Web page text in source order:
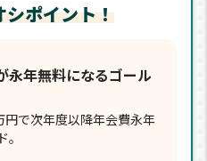
シポイント！
永年無料になるゴール
で次年度以降年会費永年